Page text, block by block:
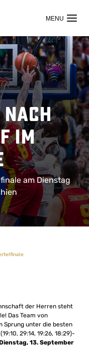
im
am Dienstag
der Herren steht
Das Team von
Sprung unter die besten
29:14, 19:26, 18:29)-
13. September